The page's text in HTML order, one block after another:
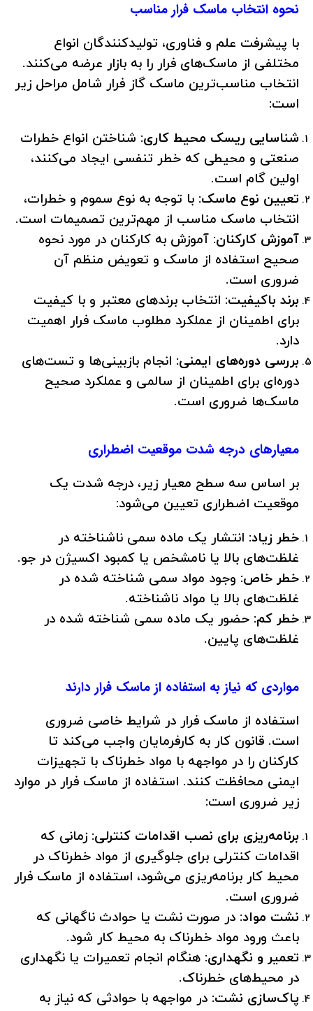
نحوه انتخاب ماسک فرار مناسب
با پیشرفت علم و فناوری، تولیدکنندگان انواع
مختلفی از ماسک‌های فرار را به بازار عرضه می‌کنند.
انتخاب مناسب‌ترین ماسک گاز فرار شامل مراحل زیر
است:
شناسایی ریسک محیط کاری: شناختن انواع خطرات
صنعتی و محیطی که خطر تنفسی ایجاد می‌کنند،
اولین گام است.
تعیین نوع ماسک: با توجه به نوع سموم و خطرات،
انتخاب ماسک مناسب از مهم‌ترین تصمیمات است.
آموزش کارکنان: آموزش به کارکنان در مورد نحوه
صحیح استفاده از ماسک و تعویض منظم آن
ضروری است.
برند باکیفیت: انتخاب برندهای معتبر و با کیفیت
برای اطمینان از عملکرد مطلوب ماسک فرار اهمیت
دارد.
بررسی دوره‌های ایمنی: انجام بازبینی‌ها و تست‌های
دوره‌ای برای اطمینان از سالمی و عملکرد صحیح
ماسک‌ها ضروری است.
معیارهای درجه شدت موقعیت اضطراری
بر اساس سه سطح معیار زیر، درجه شدت یک
موقعیت اضطراری تعیین می‌شود:
خطر زیاد: انتشار یک ماده سمی ناشناخته در
غلظت‌های بالا یا نامشخص یا کمبود اکسیژن در جو.
خطر خاص: وجود مواد سمی شناخته شده در
غلظت‌های بالا یا مواد ناشناخته.
خطر کم: حضور یک ماده سمی شناخته شده در
غلظت‌های پایین.
مواردی که نیاز به استفاده از ماسک فرار دارند
استفاده از ماسک فرار در شرایط خاصی ضروری
است. قانون کار به کارفرمایان واجب می‌کند تا
کارکنان را در مواجهه با مواد خطرناک با تجهیزات
ایمنی محافظت کنند. استفاده از ماسک فرار در موارد
زیر ضروری است:
برنامه‌ریزی برای نصب اقدامات کنترلی: زمانی که
اقدامات کنترلی برای جلوگیری از مواد خطرناک در
محیط کار برنامه‌ریزی می‌شود، استفاده از ماسک فرار
ضروری است.
نشت مواد: در صورت نشت یا حوادث ناگهانی که
باعث ورود مواد خطرناک به محیط کار شود.
تعمیر و نگهداری: هنگام انجام تعمیرات یا نگهداری
در محیط‌های خطرناک.
پاک‌سازی نشت: در مواجهه با حوادثی که نیاز به